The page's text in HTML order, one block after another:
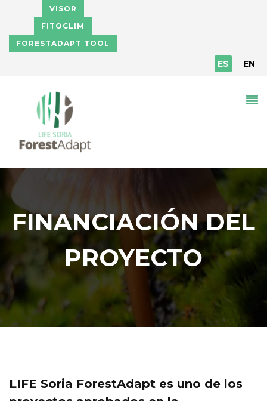
Pasar al contenido principal
VISOR
FITOCLIM
FORESTADAPT TOOL
ES EN
FINANCIACIÓN DEL
PROYECTO
LIFE Soria ForestAdapt es uno de los